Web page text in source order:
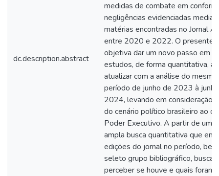
dc.description.abstract
medidas de combate em
negligências evidenciadas
matérias encontradas no Jornal A
entre 2020 e 2022. O presente
objetiva dar um novo passo em
estudos, de forma quantitativa, a
atualizar com a análise do
período de junho de 2023 à
2024, levando em consideração
do cenário político brasileiro ao
Poder Executivo. A partir de uma
ampla busca quantitativa que
edições do jornal no período,
seleto grupo bibliográfico,
perceber se houve e quais foram